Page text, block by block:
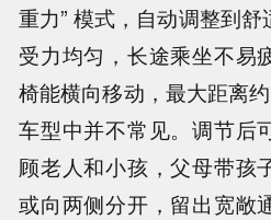
重力” 模式，自动调整到
受力均匀，长途乘坐不易
椅能横向移动，最大距离
车型中并不常见。调节后
顾老人和小孩，父母带孩
或向两侧分开，留出宽敞